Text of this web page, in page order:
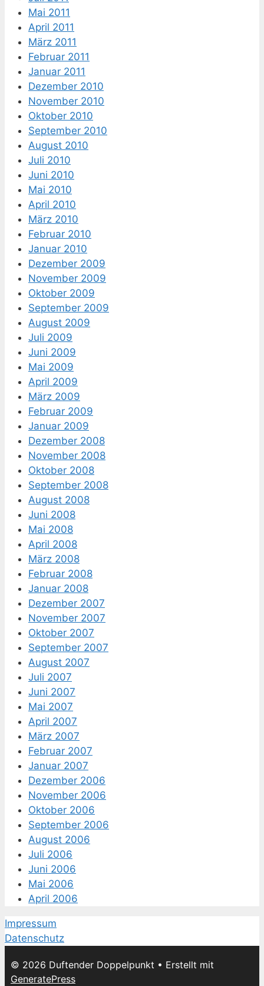
Mai 2011
April 2011
März 2011
Februar 2011
Januar 2011
Dezember 2010
November 2010
Oktober 2010
September 2010
August 2010
Juli 2010
Juni 2010
Mai 2010
April 2010
März 2010
Februar 2010
Januar 2010
Dezember 2009
November 2009
Oktober 2009
September 2009
August 2009
Juli 2009
Juni 2009
Mai 2009
April 2009
März 2009
Februar 2009
Januar 2009
Dezember 2008
November 2008
Oktober 2008
September 2008
August 2008
Juni 2008
Mai 2008
April 2008
März 2008
Februar 2008
Januar 2008
Dezember 2007
November 2007
Oktober 2007
September 2007
August 2007
Juli 2007
Juni 2007
Mai 2007
April 2007
März 2007
Februar 2007
Januar 2007
Dezember 2006
November 2006
Oktober 2006
September 2006
August 2006
Juli 2006
Juni 2006
Mai 2006
April 2006
Impressum
Datenschutz
© 2026 Duftender Doppelpunkt • Erstellt mit
GeneratePress